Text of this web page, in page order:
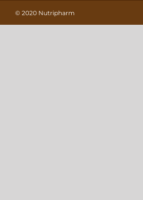
© 2020 Nutripharm